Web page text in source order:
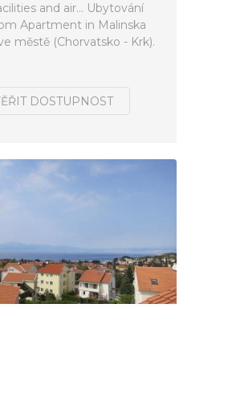
and air... Ubytování
Apartment in Malinska
městě (Chorvatsko - Krk).
DOSTUPNOST